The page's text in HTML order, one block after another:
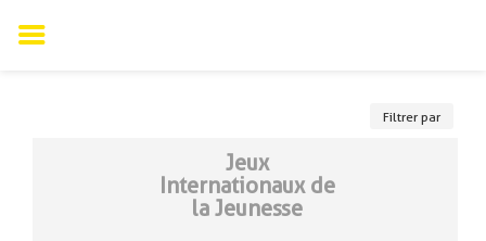
Filtrer par
Jeux
Internationaux de
la Jeunesse